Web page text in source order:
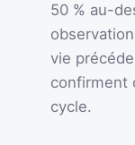
50 % au-
vie
confirment
cycle.